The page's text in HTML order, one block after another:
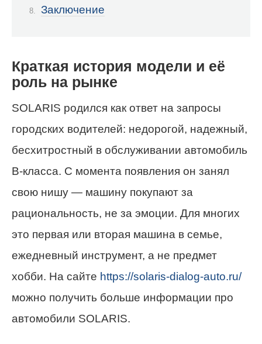
Заключение
Краткая история модели и её
роль на рынке
SOLARIS родился как ответ на запросы
городских водителей: недорогой, надежный,
бесхитростный в обслуживании автомобиль
B-класса. С момента появления он занял
свою нишу — машину покупают за
рациональность, не за эмоции. Для многих
это первая или вторая машина в семье,
ежедневный инструмент, а не предмет
хобби. На сайте https://solaris-dialog-auto.ru/
можно получить больше информации про
автомобили SOLARIS.